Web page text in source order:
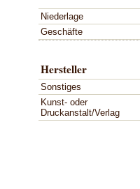
Niederlage
Geschäfte
Hersteller
Sonstiges
Kunst- oder
Druckanstalt/Verlag